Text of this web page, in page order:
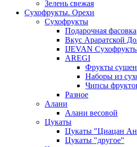
Зелень свежая
Сухофрукты. Орехи
Сухофрукты
Подарочная фасовка
Вкус Араратской
IJEVAN
AREGI
Фрукты
Наборы из
Чипсы
Разное
Алани
Алани весовой
Цукаты
Цукаты "Циацан
Цукаты "другое"